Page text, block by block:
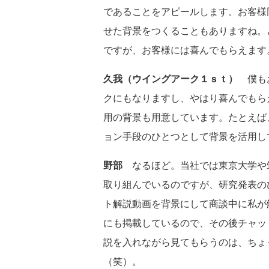
であることをアピールします。お客
せた背景をつくることもありますね
ですが、お客様には喜んでもらえま
久我（ウイングアーク１ｓｔ）
僕も
クにもなりますし、やはり喜んでも
用の背景も用意しています。たとえ
ョン手段のひとつとして背景を活用
野部 なるほど。当社では東京大学
取り組んでいるのですが、研究発表
ト解説動画を背景にして商談中に私
にも掲載しているので、その後チャ
説を入れながら見てもらうのは、ち
（笑）。